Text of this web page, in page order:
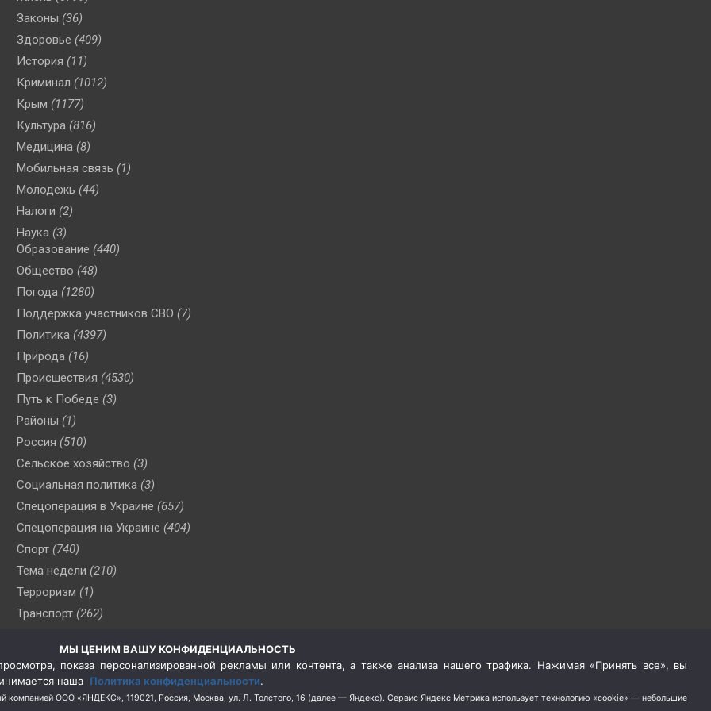
Законы (36)
Здоровье (409)
История (11)
Криминал (1012)
Крым (1177)
Культура (816)
Медицина (8)
Мобильная связь (1)
Молодежь (44)
Налоги (2)
Наука (3)
Образование (440)
Общество (48)
Погода (1280)
Поддержка участников СВО (7)
Политика (4397)
Природа (16)
Происшествия (4530)
Путь к Победе (3)
Районы (1)
Россия (510)
Сельское хозяйство (3)
Социальная политика (3)
Спецоперация в Украине (657)
Спецоперация на Украине (404)
Спорт (740)
Тема недели (210)
Терроризм (1)
Транспорт (262)
(76)
Цены (2)
Школа и спорт (2)
МЫ ЦЕНИМ ВАШУ КОНФИДЕНЦИАЛЬНОСТЬ
показа персонализированной рекламы или контента, а также анализа нашего трафика. Нажимая «Принять все», вы
наша Политика конфиденциальности.
компанией ООО «ЯНДЕКС», 119021, Россия, Москва, ул. Л. Толстого, 16 (далее — Яндекс). Сервис Яндекс Метрика использует технологию «cookie» — небольшие